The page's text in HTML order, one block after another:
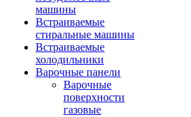
машины
Встраиваемые
стиральные машины
Встраиваемые
холодильники
Варочные панели
Варочные
поверхности
газовые